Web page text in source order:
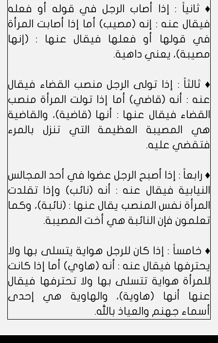
♦ ثانياً : إذا أصاب الرجل في قوله أو فعله
فيقال عنه : إنه (مصيب) أما إذا أصابت المرأة
في قولها أو فعلها فيقال عنها : (إنها
مصيبة)، يعني داهية.
♦ ثالثاً : إذا تولى الرجل منصب القضاء فيقال
عنه : أنه (قاضي) أما إذا تولت المرأة منصب
القضاء فيقال عنها : أنها (قاضية)، والقاضية
هي المصيبة العظيمة التي تنزل بالمرء
فتقضي عليه.
♦ رابعاً : إذا أصبح الرجل عضوا في أحد المجالس
النيابية فيقال عنه : أنه (نائب) وإذا تقلدت
المرأة نفس المنصب يقال عنها : (نائبة)، وكما
تعلمون فإن النائبة هي أخت المصيبة.
♦ خامساً : إذا كان للرجل هواية يتسلى بها ولا
يحترفها فيقال عنه : أنه (هاوي) أما إذا كانت
للمرأة هواية تتسلى بها ولا تحترفها فيقال
عنها أنها (هاوية)، والهاوية هي إحدى
أسماء جهنم والعياذ بالله.